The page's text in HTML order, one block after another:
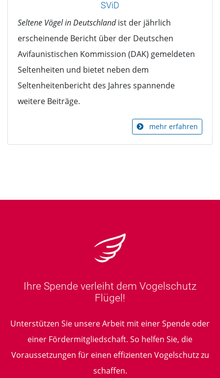
SViD
Seltene Vögel in Deutschlandist der jährlich
erscheinende Bericht über der Deutschen
Avifaunistischen Kommission (DAK) gemeldeten
Seltenheiten und bietet neben dem
Seltenheitenbericht des Jahres spannende
weitere Beiträge.
mehr erfahren
Ihre Spende verleiht dem Vogelschutz
Flügel!
Unterstützen Sie unsere Arbeit mit einer Spende oder
einer Fördermitgliedschaft. So helfen Sie, die
Voraussetzungen für einen effizienten Vogelschutz zu
schaffen.